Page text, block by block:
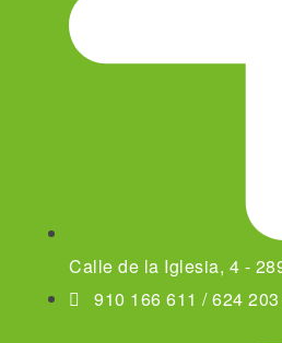
Calle de la Iglesia, 4 -
910 166 611 / 624